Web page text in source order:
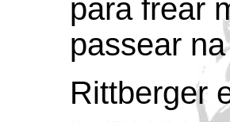
para frear
passear
Rittberger